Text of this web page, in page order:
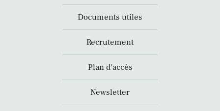
Documents utiles
Recrutement
Plan d’accès
Newsletter